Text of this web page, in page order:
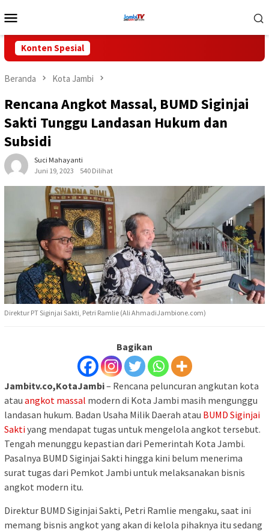
ke
Mobile
Konten Spesial
Beranda Kota Jambi
Rencana Angkot Massal, BUMD Siginjai
Sakti Tunggu Landasan Hukum dan
Subsidi
Suci Mahayanti
Juni 19, 2023
540 Dilihat
Direktur PT Siginjai Sakti, Petri Ramlie (Ali AhmadiJambione.com)
Bagikan
Jambitv.co,KotaJambi– Rencana peluncuran angkutan kota
atau angkot massal modern di Kota Jambi masih mengunggu
landasan hukum. Badan Usaha Milik Daerah atau BUMD Siginjai
Saktiyang mendapat tugas untuk mengelola angkot tersebut.
Tengah menunggu kepastian dari Pemerintah Kota Jambi.
Pasalnya BUMD Siginjai Sakti hingga kini belum menerima
surat tugas dari Pemkot Jambi untuk melaksanakan bisnis
angkot modern itu.
Direktur BUMD Siginjai Sakti, Petri Ramlie mengaku, saat ini
memang bisnis angkot yang akan di kelola pihaknya itu sedang